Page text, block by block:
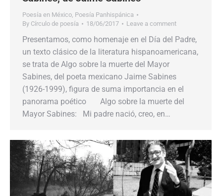
Poesía en México, Poesía Panhispánica
By Círculo de poesía 18/06/2017 Leave a comment
Presentamos, como homenaje en el Día del Padre,
un texto clásico de la literatura hispanoamericana,
se trata de Algo sobre la muerte del Mayor
Sabines, del poeta mexicano Jaime Sabines
(1926-1999), figura de suma importancia en el
panorama poético Algo sobre la muerte del
Mayor Sabines: Mi padre nació, creo, en…